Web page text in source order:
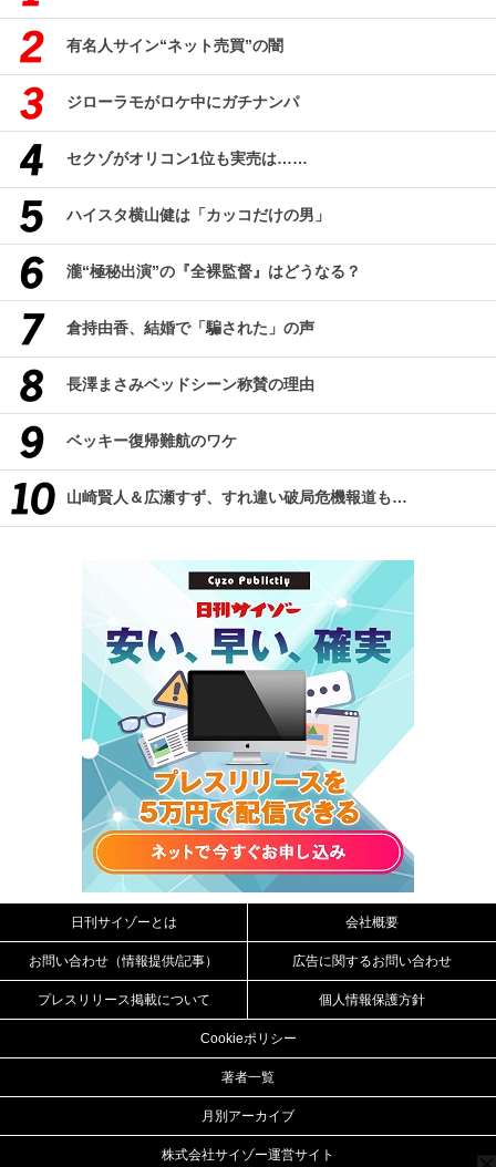
有名人サイン“ネット売買”の闇
ジローラモがロケ中にガチナンパ
セクゾがオリコン1位も実売は……
ハイスタ横山健は「カッコだけの男」
瀧“極秘出演”の『全裸監督』はどうなる？
倉持由香、結婚で「騙された」の声
長澤まさみベッドシーン称賛の理由
ベッキー復帰難航のワケ
山崎賢人＆広瀬すず、すれ違い破局危機報道も…
日刊サイゾーとは 会社概要
お問い合わせ（情報提供/記事） 広告に関するお問い合わせ
プレスリリース掲載について 個人情報保護方針
Cookieポリシー
著者一覧
月別アーカイブ
株式会社サイゾー運営サイト